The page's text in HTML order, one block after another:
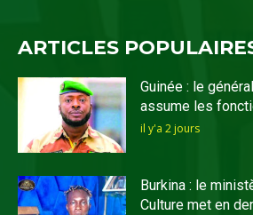
ARTICLES
Guinée : le
assume les
il y'a 2 jours
Burkina : le
Culture met en